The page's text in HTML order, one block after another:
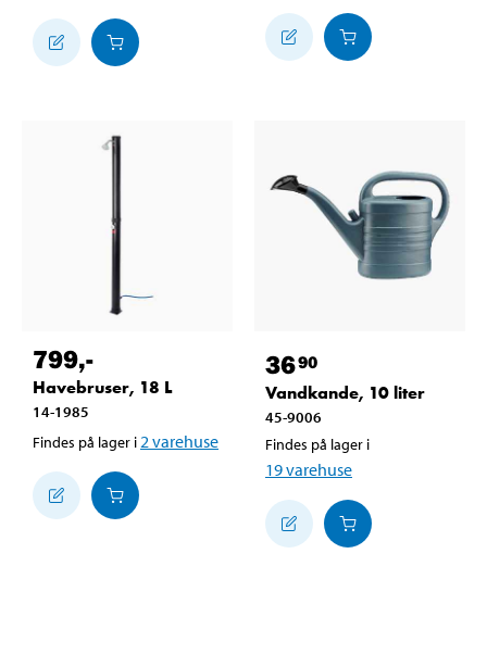
799,-
Havebruser, 18 L
14-1985
Findes på lager i 2 varehuse
3690
Vandkande, 10 liter
45-9006
Findes på lager i
19varehuse